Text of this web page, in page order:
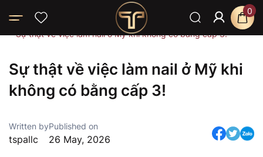
0
Home
Blog
Sự thật về việc làm nail ở Mỹ khi không có bằng cấp 3!
Sự thật về việc làm nail ở Mỹ khi
không có bằng cấp 3!
Written by
tspallc
Published on
26 May, 2026